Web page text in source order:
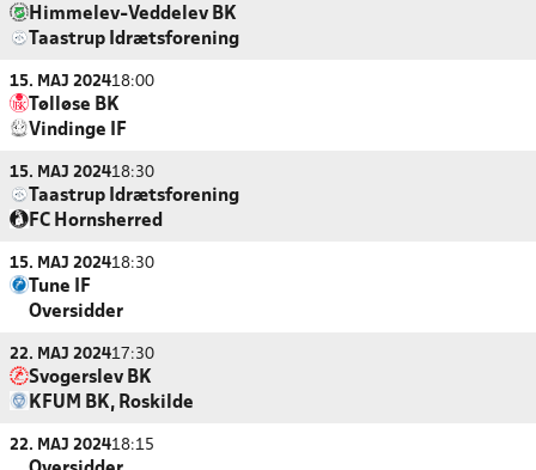
Himmelev-Veddelev BK
Taastrup Idrætsforening
15. MAJ 202418:00
Tølløse BK
Vindinge IF
15. MAJ 202418:30
Taastrup Idrætsforening
FC Hornsherred
15. MAJ 202418:30
Tune IF
Oversidder
22. MAJ 202417:30
Svogerslev BK
KFUM BK, Roskilde
22. MAJ 202418:15